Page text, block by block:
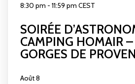
8:30 pm - 11:59 pm CEST
SOIRÉE
CAMPING HOMAIR –
GORGES DE
Août8